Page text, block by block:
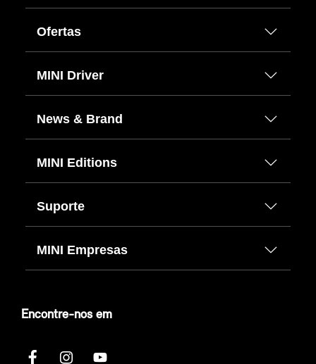
Ofertas
MINI Driver
News & Brand
MINI Editions
Suporte
MINI Empresas
Encontre-nos em